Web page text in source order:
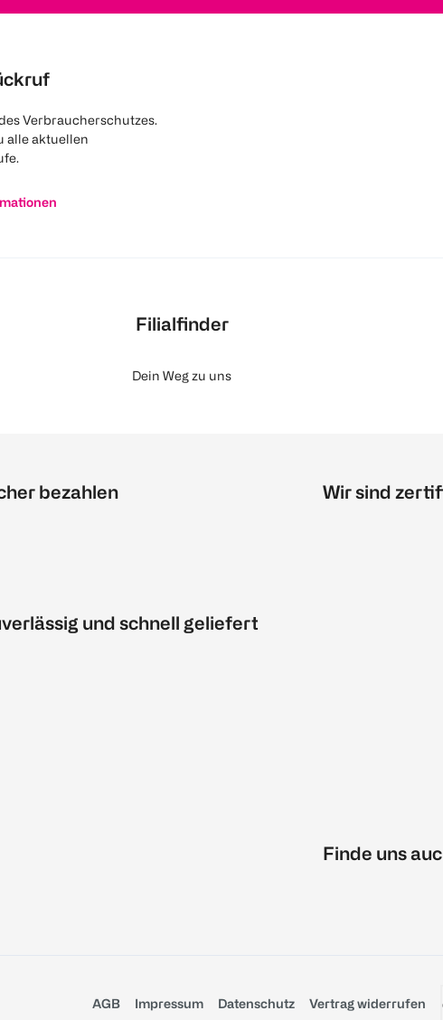
Verbraucherschutzes.
alle aktuellen
Filialfinder
Dein Weg zu uns
bezahlen
und schnell geliefert
Wir sind
Finde uns
AGB Impressum Datenschutz Vertrag widerrufen